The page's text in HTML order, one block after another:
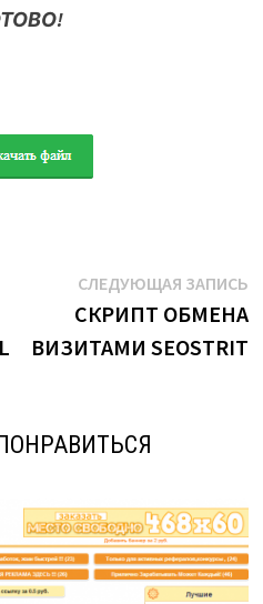
СЛЕДУЮЩАЯ ЗАПИСЬ
СКРИПТ ОБМЕНА
ВИЗИТАМИ SEOSTRIT